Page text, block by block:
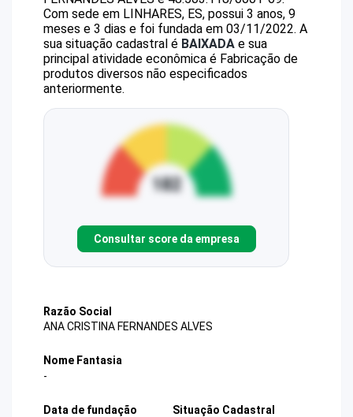
Com sede em LINHARES, ES, possui 3 anos, 9
meses e 3 dias e foi fundada em 03/11/2022. A
sua situação cadastral é BAIXADA e sua
principal atividade econômica é Fabricação de
produtos diversos não especificados
anteriormente.
Consultar score da empresa
Razão Social
ANA CRISTINA FERNANDES ALVES
Nome Fantasia
-
Data de fundação
Situação Cadastral